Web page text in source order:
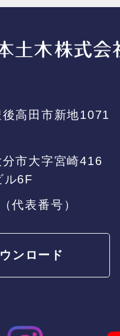
高田市新地1071
市大字宮崎416
ル6F
（代表番号）
ンロード